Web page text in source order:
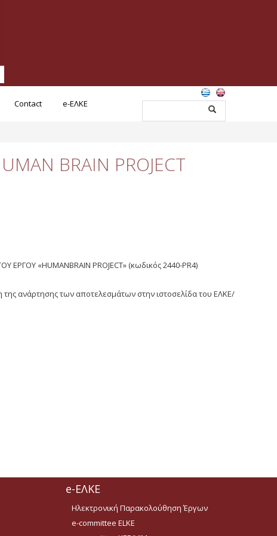
Contact e-ΕΛΚΕ
BRAIN PROJECT
«HUMANBRAIN PROJECT» (κωδικός 2440-PR4)
ανάρτησης των αποτελεσμάτων στην ιστοσελίδα του ΕΛΚΕ/
e-ΕΛΚΕ
Ηλεκτρονική Παρακολούθηση Έργων
e-committee ELKE